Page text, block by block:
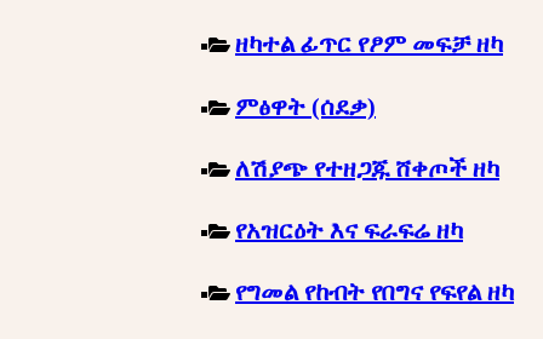
ዘካተል ፊጥር የፆም መፍቻ ዘካ
ምፅዋት (ሰደቃ)
ለሽያጭ የተዘጋጁ ሸቀጦች ዘካ
የአዝርዕት እና ፍራፍሬ ዘካ
የግመል የከብት የበግና የፍየል ዘካ